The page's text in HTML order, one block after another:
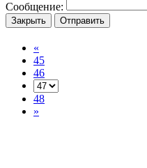
Сообщение:
Закрыть Отправить
«
45
46
48
»